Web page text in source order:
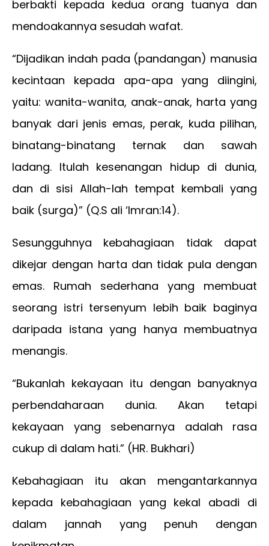
berbakti kepada kedua orang tuanya dan
mendoakannya sesudah wafat.
“Dijadikan indah pada (pandangan) manusia
kecintaan kepada apa-apa yang diingini,
yaitu: wanita-wanita, anak-anak, harta yang
banyak dari jenis emas, perak, kuda pilihan,
binatang-binatang ternak dan sawah
ladang. Itulah kesenangan hidup di dunia,
dan di sisi Allah-lah tempat kembali yang
baik (surga)” (Q.S ali ‘Imran:14).
Sesungguhnya kebahagiaan tidak dapat
dikejar dengan harta dan tidak pula dengan
emas. Rumah sederhana yang membuat
seorang istri tersenyum lebih baik baginya
daripada istana yang hanya membuatnya
menangis.
“Bukanlah kekayaan itu dengan banyaknya
perbendaharaan dunia. Akan tetapi
kekayaan yang sebenarnya adalah rasa
cukup di dalam hati.” (HR. Bukhari)
Kebahagiaan itu akan mengantarkannya
kepada kebahagiaan yang kekal abadi di
dalam jannah yang penuh dengan